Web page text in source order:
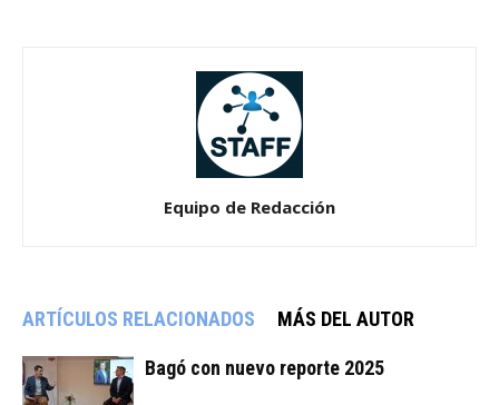
Equipo de Redacción
ARTÍCULOS RELACIONADOS MÁS DEL AUTOR
Bagó con nuevo reporte 2025